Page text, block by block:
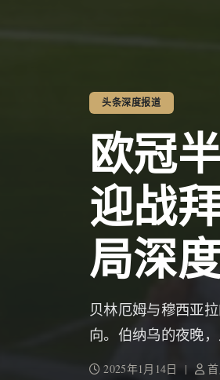
头条深度报道
欧冠
迎战
局深
贝林厄姆与穆西亚
向。伯纳乌的夜晚
2025年1月14日 |